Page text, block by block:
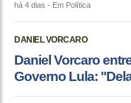
há 4 dias - Em Política
DANIEL VORCARO
Daniel Vorcaro
Governo Lula: